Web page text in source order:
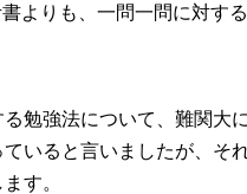
よりも、一問一問に対す
勉強法について、難関大
いると言いましたが、そ
す。